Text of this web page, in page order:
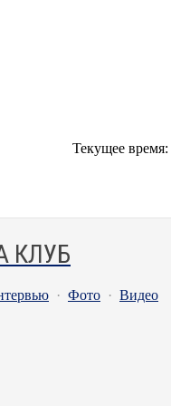
Текущее время:
КЛУБ
· Фото · Видео